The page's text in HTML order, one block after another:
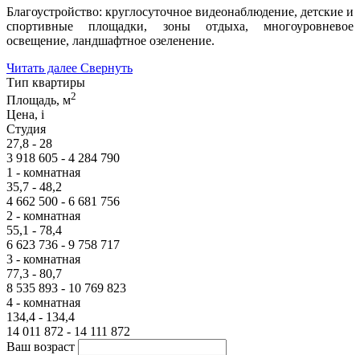
Благоустройство: круглосуточное видеонаблюдение, детские и
спортивные площадки, зоны отдыха, многоуровневое
освещение, ландшафтное озеленение.
Читать далее Свернуть
Тип квартиры
Площадь, м2
Цена, i
Студия
27,8 - 28
3 918 605 - 4 284 790
1 - комнатная
35,7 - 48,2
4 662 500 - 6 681 756
2 - комнатная
55,1 - 78,4
6 623 736 - 9 758 717
3 - комнатная
77,3 - 80,7
8 535 893 - 10 769 823
4 - комнатная
134,4 - 134,4
14 011 872 - 14 111 872
Ваш возраст